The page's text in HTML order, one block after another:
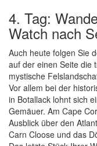
4. Tag:
Watch nach
Auch heute folgen Sie
auf der einen Seite die
mystische
Vor allem bei der
in Botallack lohnt sich
Gemäuer. Am Cape
Ausblick über den
Carn Cloose und das